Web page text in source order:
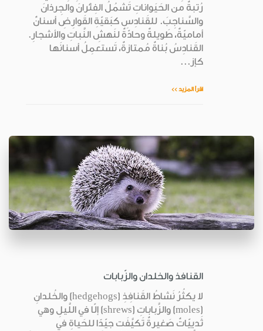
رُتبةٌ من الحَيَواناتِ تَشمُلُ الفِئرانَ والجِرذانَ
والسَّناجِبَ. للقَنادِسِ كبَقيّةِ القَوارِضِ أسنانٌ
أماميّةٌ، طَويلةٌ وحادّةٌ لنَهشِ النَّباتِ والأشجارِ.
القَنادِسُ بُناةٌ مُمتازةٌ، تَستعمِلُ أسنانَها
كإز...
اقرأ المزيد >>
القنافذ والخلدان والزّبابات
لا يكثُرُ نَشاطُ القَنافِذِ (hedgehogs) والخُلدانِ
(moles) والزَّباباتِ (shrews) إلّا في اللَّيلِ وهي
ثَدييّاتٌ صَغيرةٌ تَكيَّفَت جيّدًا للحَياةِ في